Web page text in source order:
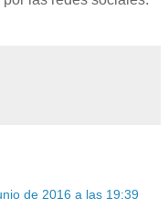
de 2016 a las 19:39